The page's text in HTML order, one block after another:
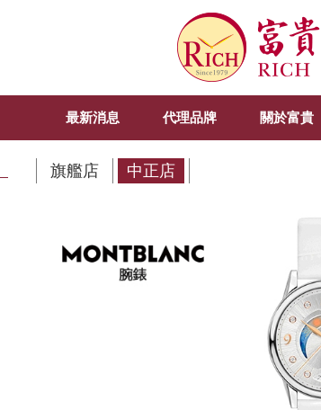
最新消息 代理品牌 關於富貴
旗艦店 中正店